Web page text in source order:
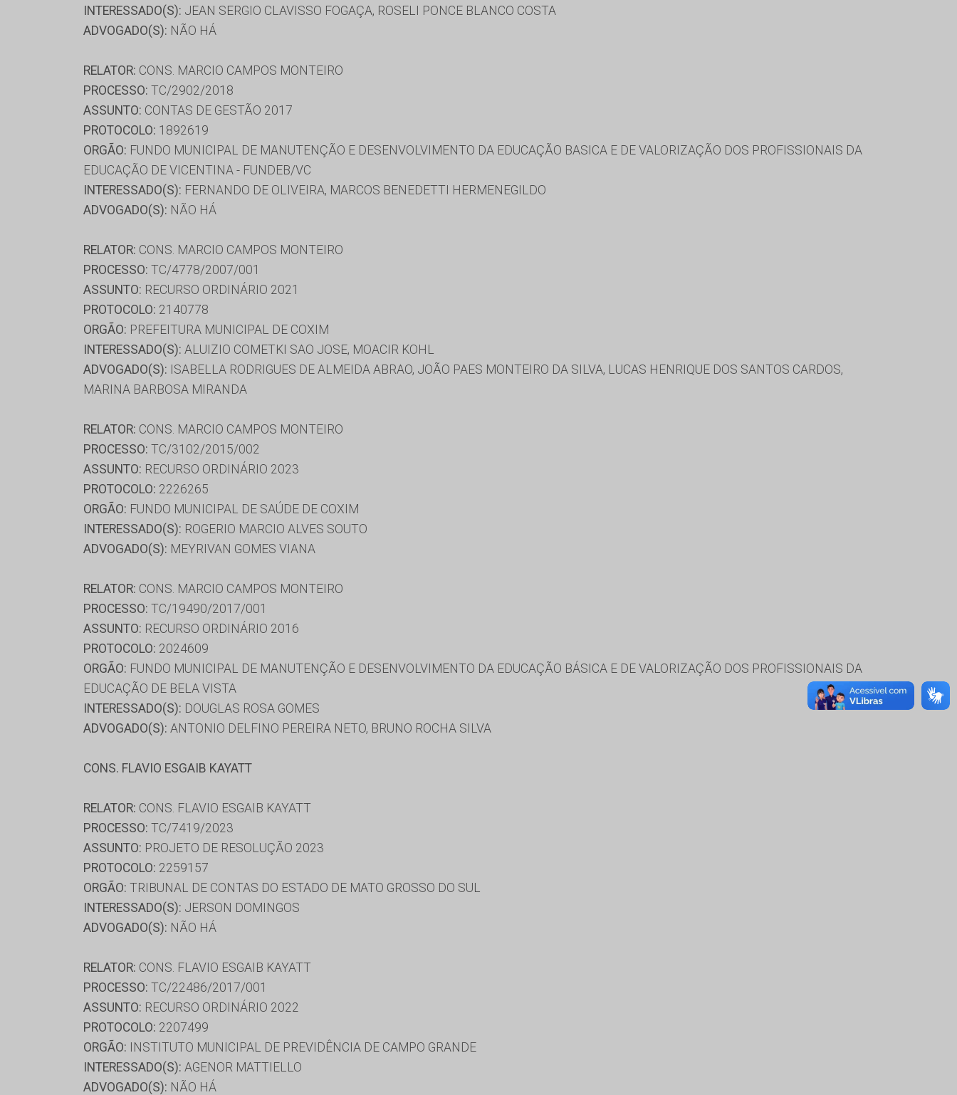
INTERESSADO(S): JEAN SERGIO CLAVISSO FOGAÇA, ROSELI PONCE BLANCO COSTA
ADVOGADO(S): NÃO HÁ
RELATOR: CONS. MARCIO CAMPOS MONTEIRO
PROCESSO: TC/2902/2018
ASSUNTO: CONTAS DE GESTÃO 2017
PROTOCOLO: 1892619
ORGÃO: FUNDO MUNICIPAL DE MANUTENÇÃO E DESENVOLVIMENTO DA EDUCAÇÃO BASICA E DE VALORIZAÇÃO DOS PROFISSIONAIS DA
EDUCAÇÃO DE VICENTINA - FUNDEB/VC
INTERESSADO(S): FERNANDO DE OLIVEIRA, MARCOS BENEDETTI HERMENEGILDO
ADVOGADO(S): NÃO HÁ
RELATOR: CONS. MARCIO CAMPOS MONTEIRO
PROCESSO: TC/4778/2007/001
ASSUNTO: RECURSO ORDINÁRIO 2021
PROTOCOLO: 2140778
ORGÃO: PREFEITURA MUNICIPAL DE COXIM
INTERESSADO(S): ALUIZIO COMETKI SAO JOSE, MOACIR KOHL
ADVOGADO(S): ISABELLA RODRIGUES DE ALMEIDA ABRAO, JOÃO PAES MONTEIRO DA SILVA, LUCAS HENRIQUE DOS SANTOS CARDOS,
MARINA BARBOSA MIRANDA
RELATOR: CONS. MARCIO CAMPOS MONTEIRO
PROCESSO: TC/3102/2015/002
ASSUNTO: RECURSO ORDINÁRIO 2023
PROTOCOLO: 2226265
ORGÃO: FUNDO MUNICIPAL DE SAÚDE DE COXIM
INTERESSADO(S): ROGERIO MARCIO ALVES SOUTO
ADVOGADO(S): MEYRIVAN GOMES VIANA
RELATOR: CONS. MARCIO CAMPOS MONTEIRO
PROCESSO: TC/19490/2017/001
ASSUNTO: RECURSO ORDINÁRIO 2016
PROTOCOLO: 2024609
ORGÃO: FUNDO MUNICIPAL DE MANUTENÇÃO E DESENVOLVIMENTO DA EDUCAÇÃO BÁSICA E DE VALORIZAÇÃO DOS PROFISSIONAIS DA
EDUCAÇÃO DE BELA VISTA
INTERESSADO(S): DOUGLAS ROSA GOMES
ADVOGADO(S): ANTONIO DELFINO PEREIRA NETO, BRUNO ROCHA SILVA
CONS. FLAVIO ESGAIB KAYATT
RELATOR: CONS. FLAVIO ESGAIB KAYATT
PROCESSO: TC/7419/2023
ASSUNTO: PROJETO DE RESOLUÇÃO 2023
PROTOCOLO: 2259157
ORGÃO: TRIBUNAL DE CONTAS DO ESTADO DE MATO GROSSO DO SUL
INTERESSADO(S): JERSON DOMINGOS
ADVOGADO(S): NÃO HÁ
RELATOR: CONS. FLAVIO ESGAIB KAYATT
PROCESSO: TC/22486/2017/001
ASSUNTO: RECURSO ORDINÁRIO 2022
PROTOCOLO: 2207499
ORGÃO: INSTITUTO MUNICIPAL DE PREVIDÊNCIA DE CAMPO GRANDE
INTERESSADO(S): AGENOR MATTIELLO
ADVOGADO(S): NÃO HÁ